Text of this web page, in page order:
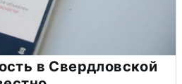
в Свердловской